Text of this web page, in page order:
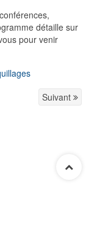
détaille sur
pour venir
Suivant